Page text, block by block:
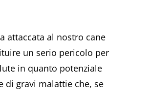
attaccata al nostro cane
un serio pericolo per
in quanto potenziale
di gravi malattie che, se